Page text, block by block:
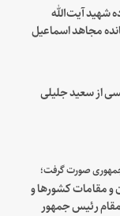
شهید آیت‌الله
مجاهد اسماعیل
از سعید جلیلی
صورت گرفت؛
از سران و مقامات کشورها و
رئیس جمهور